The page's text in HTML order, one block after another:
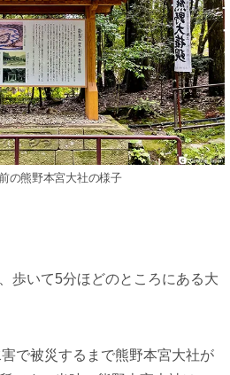
の熊野本宮大社の様子
歩いて5分ほどのところにある大
で被災するまで熊野本宮大社が